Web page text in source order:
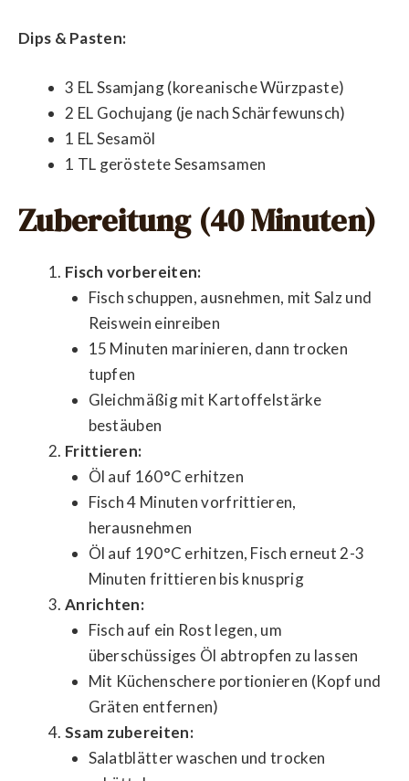
Dips & Pasten:
3 EL Ssamjang (koreanische Würzpaste)
2 EL Gochujang (je nach Schärfewunsch)
1 EL Sesamöl
1 TL geröstete Sesamsamen
Zubereitung (40 Minuten)
Fisch vorbereiten:
Fisch schuppen, ausnehmen, mit Salz und
Reiswein einreiben
15 Minuten marinieren, dann trocken
tupfen
Gleichmäßig mit Kartoffelstärke
bestäuben
Frittieren:
Öl auf 160°C erhitzen
Fisch 4 Minuten vorfrittieren,
herausnehmen
Öl auf 190°C erhitzen, Fisch erneut 2-3
Minuten frittieren bis knusprig
Anrichten:
Fisch auf ein Rost legen, um
überschüssiges Öl abtropfen zu lassen
Mit Küchenschere portionieren (Kopf und
Gräten entfernen)
Ssam zubereiten:
Salatblätter waschen und trocken